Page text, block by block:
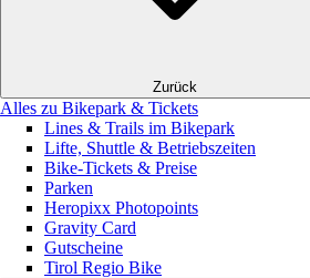
Zurück
Alles zu Bikepark & Tickets
Lines & Trails im Bikepark
Lifte, Shuttle & Betriebszeiten
Bike-Tickets & Preise
Parken
Heropixx Photopoints
Gravity Card
Gutscheine
Tirol Regio Bike